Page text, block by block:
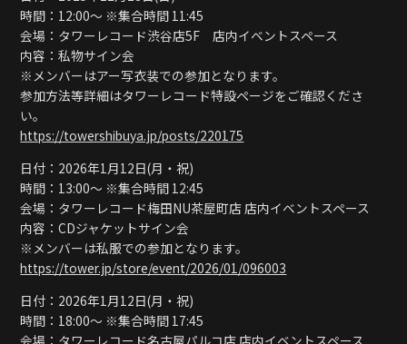
時間：12:00〜 ※集合時間 11:45
会場：タワーレコード渋谷店5F 店内イベントスペース
内容：私物サイン会
※メンバーはアー写衣装での参加となります。
参加方法等詳細はタワーレコード特設ページをご確認くださ
い。
https://towershibuya.jp/posts/220175
日付：2026年1月12日(月・祝)
時間：13:00〜 ※集合時間 12:45
会場：タワーレコード梅田NU茶屋町店 店内イベントスペース
内容：CDジャケットサイン会
※メンバーは私服での参加となります。
https://tower.jp/store/event/2026/01/096003
日付：2026年1月12日(月・祝)
時間：18:00〜 ※集合時間 17:45
会場：タワーレコード名古屋パルコ店 店内イベントスペース